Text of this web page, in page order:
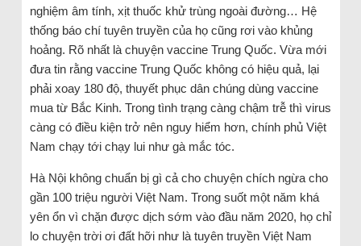
nghiệm âm tính, xịt thuốc khử trùng ngoài đường… Hệ
thống báo chí tuyên truyền của họ cũng rơi vào khủng
hoảng. Rõ nhất là chuyện vaccine Trung Quốc. Vừa mới
đưa tin rằng vaccine Trung Quốc không có hiệu quả, lại
phải xoay 180 độ, thuyết phục dân chúng dùng vaccine
mua từ Bắc Kinh. Trong tình trạng càng chậm trễ thì virus
càng có điều kiện trở nên nguy hiểm hơn, chính phủ Việt
Nam chạy tới chạy lui như gà mắc tóc.
Hà Nội không chuẩn bị gì cả cho chuyện chích ngừa cho
gần 100 triệu người Việt Nam. Trong suốt một năm khá
yên ổn vì chặn được dịch sớm vào đầu năm 2020, họ chỉ
lo chuyện trời ơi đất hỡi như là tuyên truyền Việt Nam